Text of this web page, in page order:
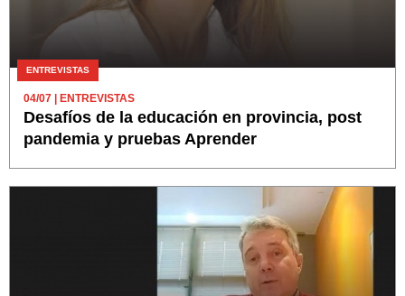
ENTREVISTAS
04/07 | ENTREVISTAS
Desafíos de la educación en provincia, post
pandemia y pruebas Aprender